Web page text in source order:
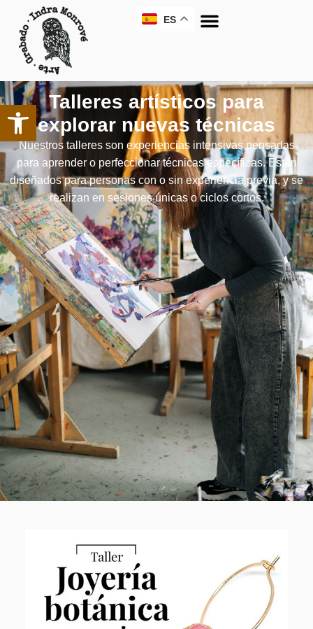
ES
Talleres artísticos para
explorar nuevas técnicas
Nuestros talleres son experiencias intensivas pensadas
para aprender o perfeccionar técnicas específicas. Están
diseñados para personas con o sin experiencia previa, y se
realizan en sesiones únicas o ciclos cortos.